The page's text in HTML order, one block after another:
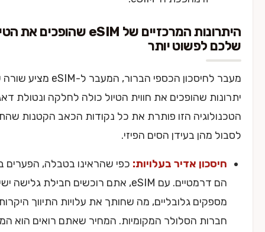
היתרונות המרכזיים של eSIM שהופכים את הטיול
לפשוט יותר
מעבר לחיסכון הכספי הברור, המעבר ל-eSIM מציע שורה של
שהופכים את חווית הטיול כולה לחלקה ונטולת דאגות.
הזו פותרת את כל נקודות הכאב הקטנות שהתרגלנו
בעידן הסים הפיזי.
אדיר בעלויות:כפי שהראינו בטבלה, הפערים במחיר
הם דרמטיים. עם eSIM, אתם רוכשים חבילת גלישה ישירות
גלובליים, מה שחותך את עלויות התיווך היקרות של
הסלולר המקומיות. המחיר שאתם רואים הוא המחיר